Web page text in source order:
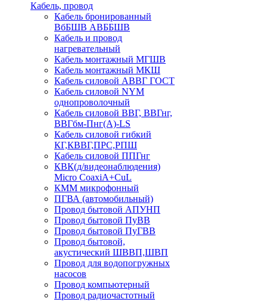
Кабель, провод
Кабель бронированный
ВбБШВ АВББШВ
Кабель и провод
нагревательный
Кабель монтажный МГШВ
Кабель монтажный МКШ
Кабель силовой АВВГ ГОСТ
Кабель силовой NYM
однопроволочный
Кабель силовой ВВГ, ВВГнг,
ВВГбм-Пнг(А)-LS
Кабель силовой гибкий
КГ,КВВГ,ПРС,РПШ
Кабель силовой ППГнг
КВК(д/видеонаблюдения)
Micro CoaxiA+CuL
КММ микрофонный
ПГВА (автомобильный)
Провод бытовой АПУНП
Провод бытовой ПуВВ
Провод бытовой ПуГВВ
Провод бытовой,
акустический ШВВП,ШВП
Провод для водопогружных
насосов
Провод компьютерный
Провод радиочастотный